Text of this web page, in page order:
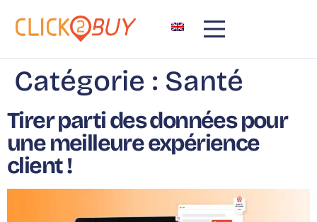
principal
Catégorie : Santé
Tirer parti des données pour
une meilleure expérience
client !